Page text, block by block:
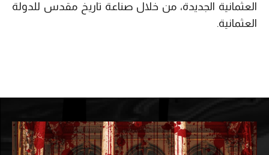
العثمانية الجديدة، من خلال صناعة تاريخ مقدس للدولة
العثمانية.